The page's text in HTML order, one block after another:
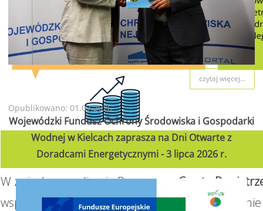
W związku z realizacją Programu
„Czyste
wsparcie w uzyskaniu dofinansowania i
czytaj więcej...
Opublikowano: 01.07.2026
Wojewódzki Fundusz Ochrony Środowiska i Gospodarki
Wodnej w Kielcach zaprasza na Dni Otwarte z
Doradcami Energetycznymi - 3 lipca 2026 r.